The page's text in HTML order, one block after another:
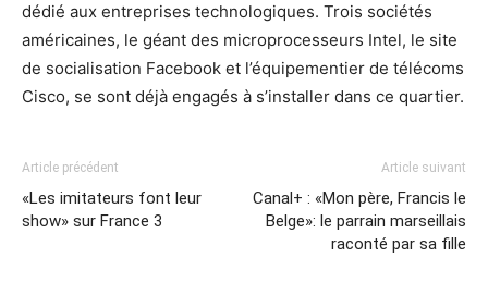
dédié aux entreprises technologiques. Trois sociétés
américaines, le géant des microprocesseurs Intel, le site
de socialisation Facebook et l’équipementier de télécoms
Cisco, se sont déjà engagés à s’installer dans ce quartier.
Article précédent
«Les imitateurs font leur
show» sur France 3
Article suivant
Canal+ : «Mon père, Francis le
Belge»: le parrain marseillais
raconté par sa fille